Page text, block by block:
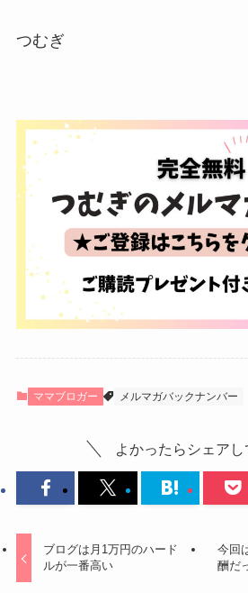
つむぎ
ママブロガー メルマガバックナンバー
よかったらシェアし
ブログは月1万円のハード
ルが一番高い
今回
酬だ